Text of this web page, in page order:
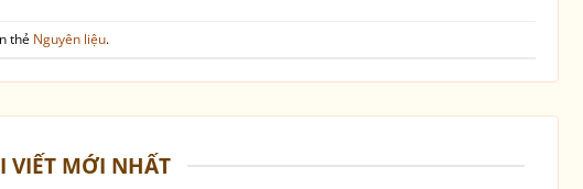
thẻ Nguyên liệu.
VIẾT MỚI NHẤT